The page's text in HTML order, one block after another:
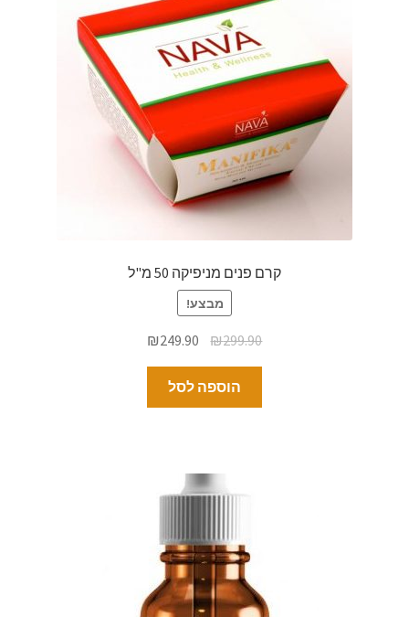
קרם פנים מניפיקה 50 מ"ל
מבצע!
₪299.90
₪249.90
הוספה לסל